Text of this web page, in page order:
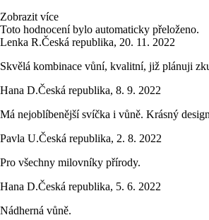
Zobrazit více
Toto hodnocení bylo automaticky přeloženo.
Lenka R.Česká republika, 20. 11. 2022
Skvělá kombinace vůní, kvalitní, již plánuji
Hana D.Česká republika, 8. 9. 2022
Má nejoblíbenější svíčka i vůně. Krásný
Pavla U.Česká republika, 2. 8. 2022
Pro všechny milovníky přírody.
Hana D.Česká republika, 5. 6. 2022
Nádherná vůně.